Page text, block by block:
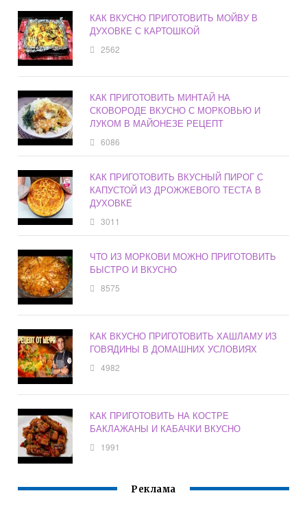
КАК ВКУСНО ПРИГОТОВИТЬ МОЙВУ В
ДУХОВКЕ С КАРТОШКОЙ
2562
КАК ПРИГОТОВИТЬ МИНТАЙ НА
СКОВОРОДЕ ВКУСНО С МОРКОВЬЮ И
ЛУКОМ В МАЙОНЕЗЕ РЕЦЕПТ
6086
КАК ПРИГОТОВИТЬ ВКУСНЫЙ ПИРОГ С
КАПУСТОЙ ИЗ ДРОЖЖЕВОГО ТЕСТА В
ДУХОВКЕ
3011
ЧТО ИЗ МОРКОВИ МОЖНО ПРИГОТОВИТЬ
БЫСТРО И ВКУСНО
8575
КАК ВКУСНО ПРИГОТОВИТЬ ХАШЛАМУ ИЗ
ГОВЯДИНЫ В ДОМАШНИХ УСЛОВИЯХ
4982
КАК ПРИГОТОВИТЬ НА КОСТРЕ
БАКЛАЖАНЫ И КАБАЧКИ ВКУСНО
1991
Реклама